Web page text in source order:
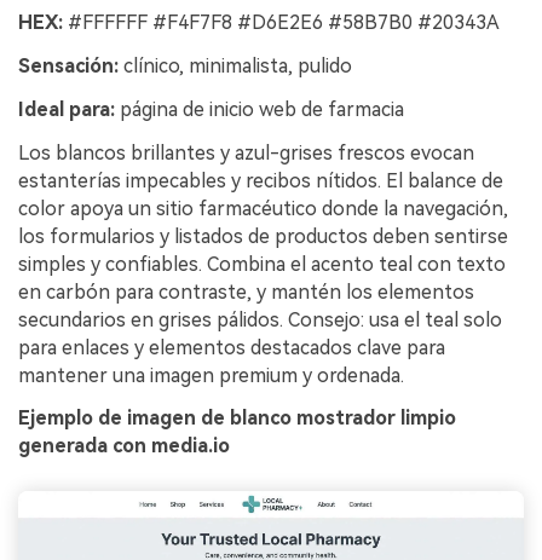
HEX: #FFFFFF #F4F7F8 #D6E2E6 #58B7B0 #20343A
Sensación: clínico, minimalista, pulido
Ideal para: página de inicio web de farmacia
Los blancos brillantes y azul-grises frescos evocan
estanterías impecables y recibos nítidos. El balance de
color apoya un sitio farmacéutico donde la navegación,
los formularios y listados de productos deben sentirse
simples y confiables. Combina el acento teal con texto
en carbón para contraste, y mantén los elementos
secundarios en grises pálidos. Consejo: usa el teal solo
para enlaces y elementos destacados clave para
mantener una imagen premium y ordenada.
Ejemplo de imagen de blanco mostrador limpio
generada con media.io